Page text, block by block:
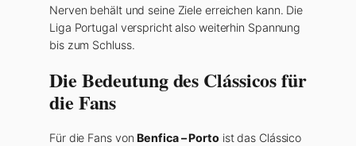
Nerven behält und seine Ziele erreichen kann. Die
Liga Portugal verspricht also weiterhin Spannung
bis zum Schluss.
Die Bedeutung des Clássicos für
die Fans
Für die Fans vonBenfica – Portoist das Clássico